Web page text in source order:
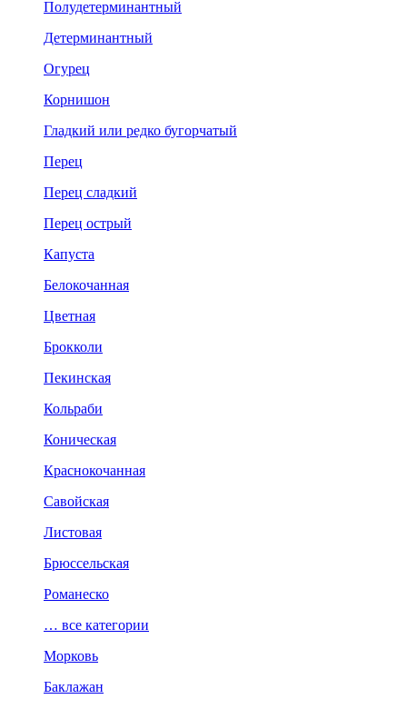
Полудетерминантный
Детерминантный
Огурец
Корнишон
Гладкий или редко бугорчатый
Перец
Перец сладкий
Перец острый
Капуста
Белокочанная
Цветная
Брокколи
Пекинская
Кольраби
Коническая
Краснокочанная
Савойская
Листовая
Брюссельская
Романеско
… все категории
Морковь
Баклажан